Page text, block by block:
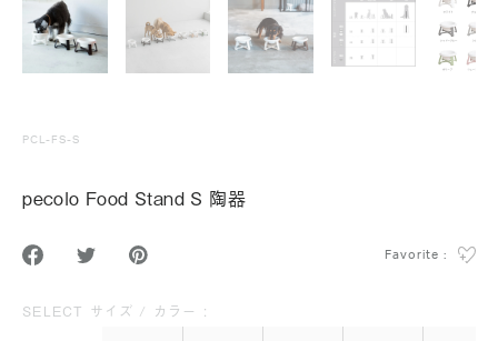
PCL-FS-S
pecolo Food Stand S 陶器
Favorite :
SELECT サイズ / カラー :